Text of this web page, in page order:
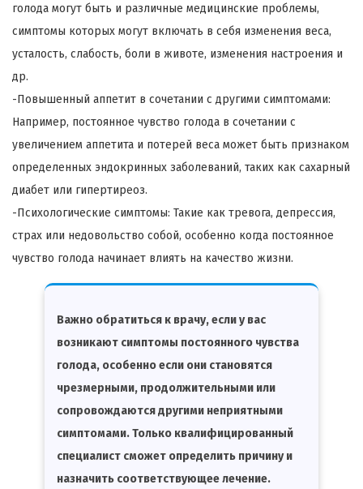
голода могут быть и различные медицинские проблемы,
симптомы которых могут включать в себя изменения веса,
усталость, слабость, боли в животе, изменения настроения и
др.
-Повышенный аппетит в сочетании с другими симптомами:
Например, постоянное чувство голода в сочетании с
увеличением аппетита и потерей веса может быть признаком
определенных эндокринных заболеваний, таких как сахарный
диабет или гипертиреоз.
-Психологические симптомы: Такие как тревога, депрессия,
страх или недовольство собой, особенно когда постоянное
чувство голода начинает влиять на качество жизни.
Важно обратиться к врачу, если у вас
возникают симптомы постоянного чувства
голода, особенно если они становятся
чрезмерными, продолжительными или
сопровождаются другими неприятными
симптомами. Только квалифицированный
специалист сможет определить причину и
назначить соответствующее лечение.